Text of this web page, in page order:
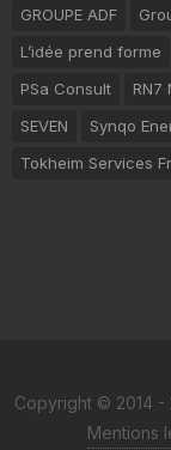
GROUPE ADF
L’idée prend forme
PSa Consult
RN7
SEVEN
Synqo
Tokheim Services
Copyright © 2014 -
Mentions